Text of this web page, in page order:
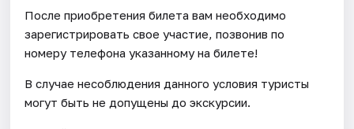
После приобретения билета вам необходимо
зарегистрировать свое участие, позвонив по
номеру телефона указанному на билете!
В случае несоблюдения данного условия туристы
могут быть не допущены до экскурсии.